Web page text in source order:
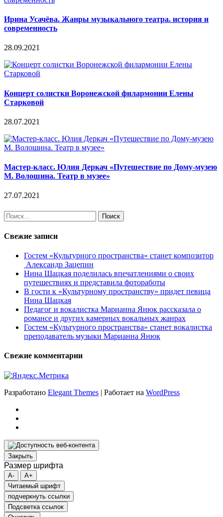
Ирина Усачёва. Жанры музыкального театра. история и
современность
28.09.2021
Концерт солистки Воронежской филармонии Елены
Старковой
28.07.2021
Мастер-класс. Юлия Деркач «Путешествие по Дому-музею
М. Волошина. Театр в музее»
27.07.2021
Найти:
Свежие записи
Гостем «Культурного пространства» станет композитор
Александр Зацепин
Нина Шацкая поделилась впечатлениями о своих
путешествиях и представила фотоработы
В гости к «Культурному пространству» придет певица
Нина Шацкая
Педагог и вокалистка Марианна Янюк рассказала о
романсе и других камерных вокальных жанрах
Гостем «Культурного пространства» станет вокалистка
преподаватель музыки Марианна Янюк
Свежие комментарии
Разработано Elegant Themes | Работает на WordPress
Закрыть
Размер шрифта
A-
A+
Читаемый шрифт
подчеркнуть ссылки
Подсветка ссылок